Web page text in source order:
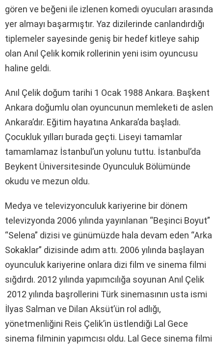
gören ve beğeni ile izlenen komedi oyucuları arasında
yer almayı başarmıştır. Yaz dizilerinde canlandırdığı
tiplemeler sayesinde geniş bir hedef kitleye sahip
olan Anıl Çelik komik rollerinin yeni isim oyuncusu
haline geldi.
Anıl Çelik doğum tarihi 1 Ocak 1988 Ankara. Başkent
Ankara doğumlu olan oyuncunun memleketi de aslen
Ankara’dır. Eğitim hayatına Ankara’da başladı.
Çocukluk yılları burada geçti. Liseyi tamamlar
tamamlamaz İstanbul’un yolunu tuttu. İstanbul’da
Beykent Üniversitesinde Oyunculuk Bölümünde
okudu ve mezun oldu.
Medya ve televizyonculuk kariyerine bir dönem
televizyonda 2006 yılında yayınlanan “Beşinci Boyut”
“Selena” dizisi ve günümüzde hala devam eden “Arka
Sokaklar” dizisinde adım attı. 2006 yılında başlayan
oyunculuk kariyerine onlara dizi film ve sinema filmi
sığdırdı. 2012 yılında yapımcılığa soyunan Anıl Çelik
2012 yılında başrollerini Türk sinemasının usta ismi
İlyas Salman ve Dilan Aksüt’ün rol adlığı,
yönetmenliğini Reis Çelik’in üstlendiği Lal Gece
sinema filminin yapımcısı oldu. Lal Gece sinema filmi